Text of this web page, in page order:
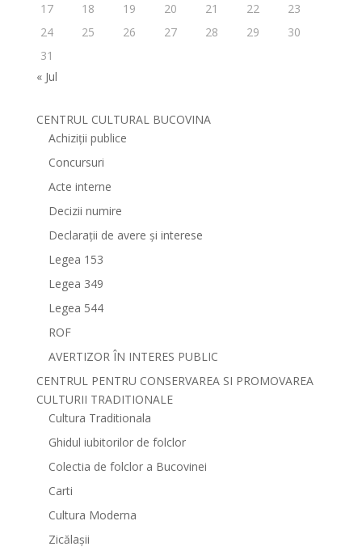
17
18 19 20 21 22
23
24
25 26 27 28 29
30
31
« Jul
CENTRUL CULTURAL BUCOVINA
Achiziții publice
Concursuri
Acte interne
Decizii numire
Declarații de avere și interese
Legea 153
Legea 349
Legea 544
ROF
AVERTIZOR ÎN INTERES PUBLIC
CENTRUL PENTRU CONSERVAREA SI PROMOVAREA
CULTURII TRADITIONALE
Cultura Traditionala
Ghidul iubitorilor de folclor
Colectia de folclor a Bucovinei
Carti
Cultura Moderna
Zicălașii